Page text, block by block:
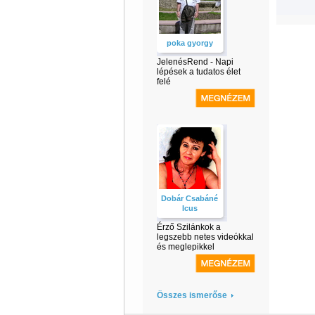
poka gyorgy
JelenésRend - Napi
lépések a tudatos élet
felé
Dobár Csabáné
Icus
Érző Szilánkok a
legszebb netes videókkal
és meglepikkel
Összes ismerőse